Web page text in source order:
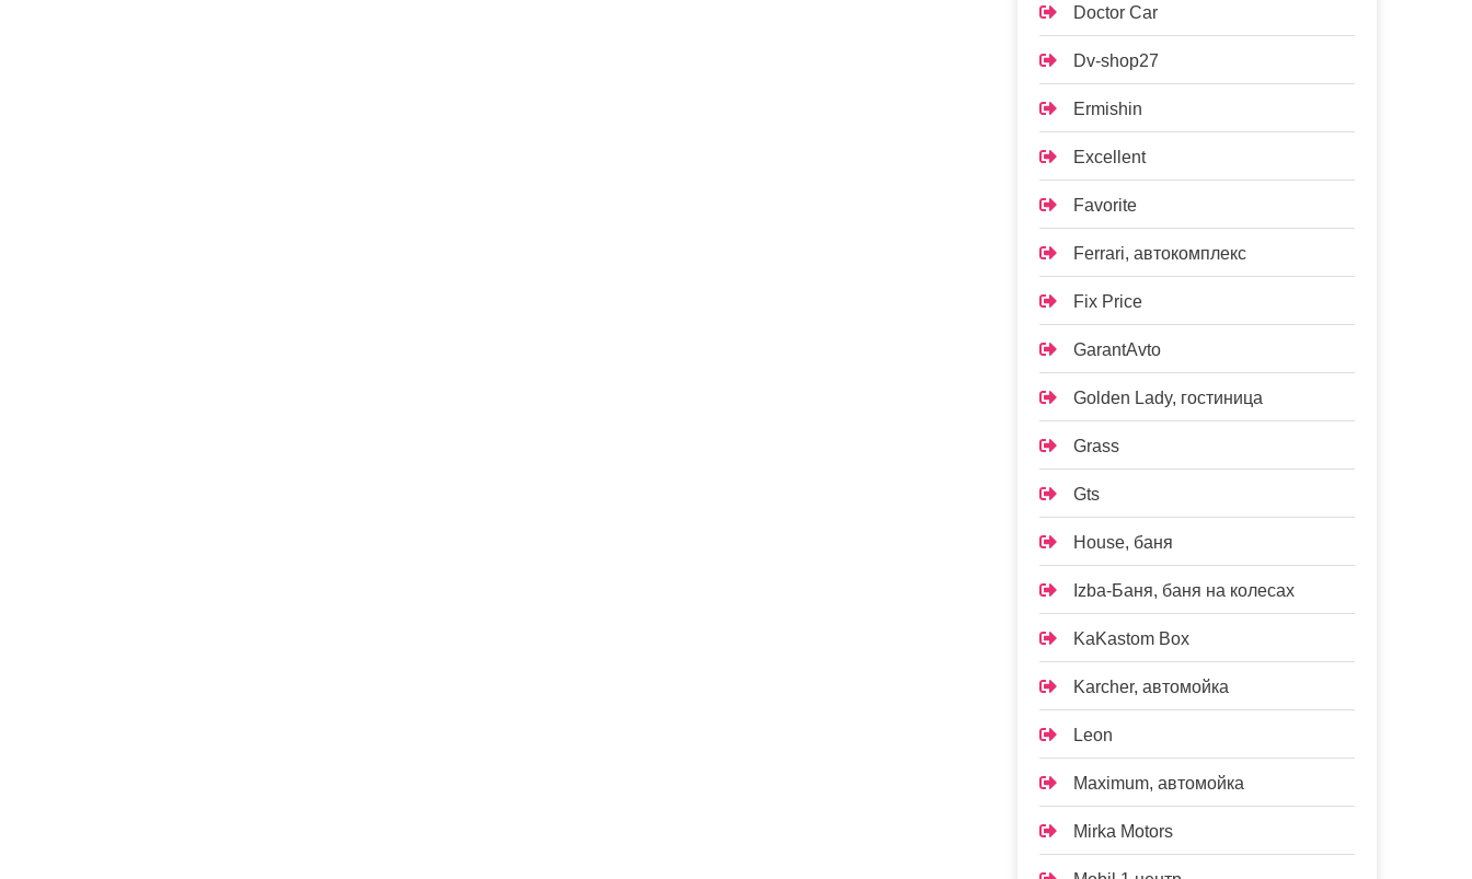
Doctor Car
Dv-shop27
Ermishin
Excellent
Favorite
Ferrari, автокомплекс
Fix Price
GarantAvto
Golden Lady, гостиница
Grass
Gts
House, баня
Izba-Баня, баня на колесах
KaKastom Box
Karcher, автомойка
Leon
Maximum, автомойка
Mirka Motors